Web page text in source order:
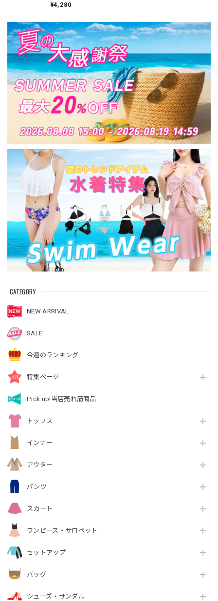
CATEGORY
NEW ARRIVAL
SALE
今週のランキング
特集ページ
Pick up!当店売れ筋商品
トップス
インナー
アウター
パンツ
スカート
ワンピース・サロペット
セットアップ
バッグ
シューズ・サンダル
ブーツ おしゃれ 大人
バックファスナー 蒸
れない 歩きやすい 履
きやすい オープント
ゥ ストリート 原宿系
大人可愛い 大人女子
[LS-CGS022]
¥4,280